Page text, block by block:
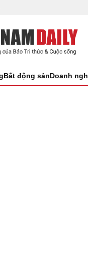
Bất động sảnDoanh